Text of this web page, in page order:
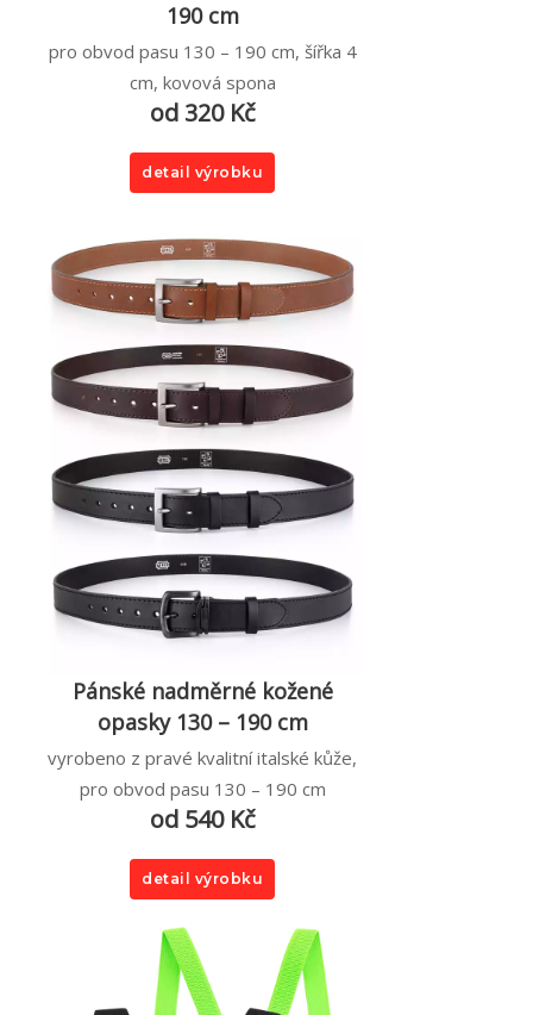
190 cm
pro obvod pasu 130 – 190 cm, šířka 4
cm, kovová spona
od 320 Kč
detail výrobku
Pánské nadměrné kožené
opasky 130 – 190 cm
vyrobeno z pravé kvalitní italské kůže,
pro obvod pasu 130 – 190 cm
od 540 Kč
detail výrobku